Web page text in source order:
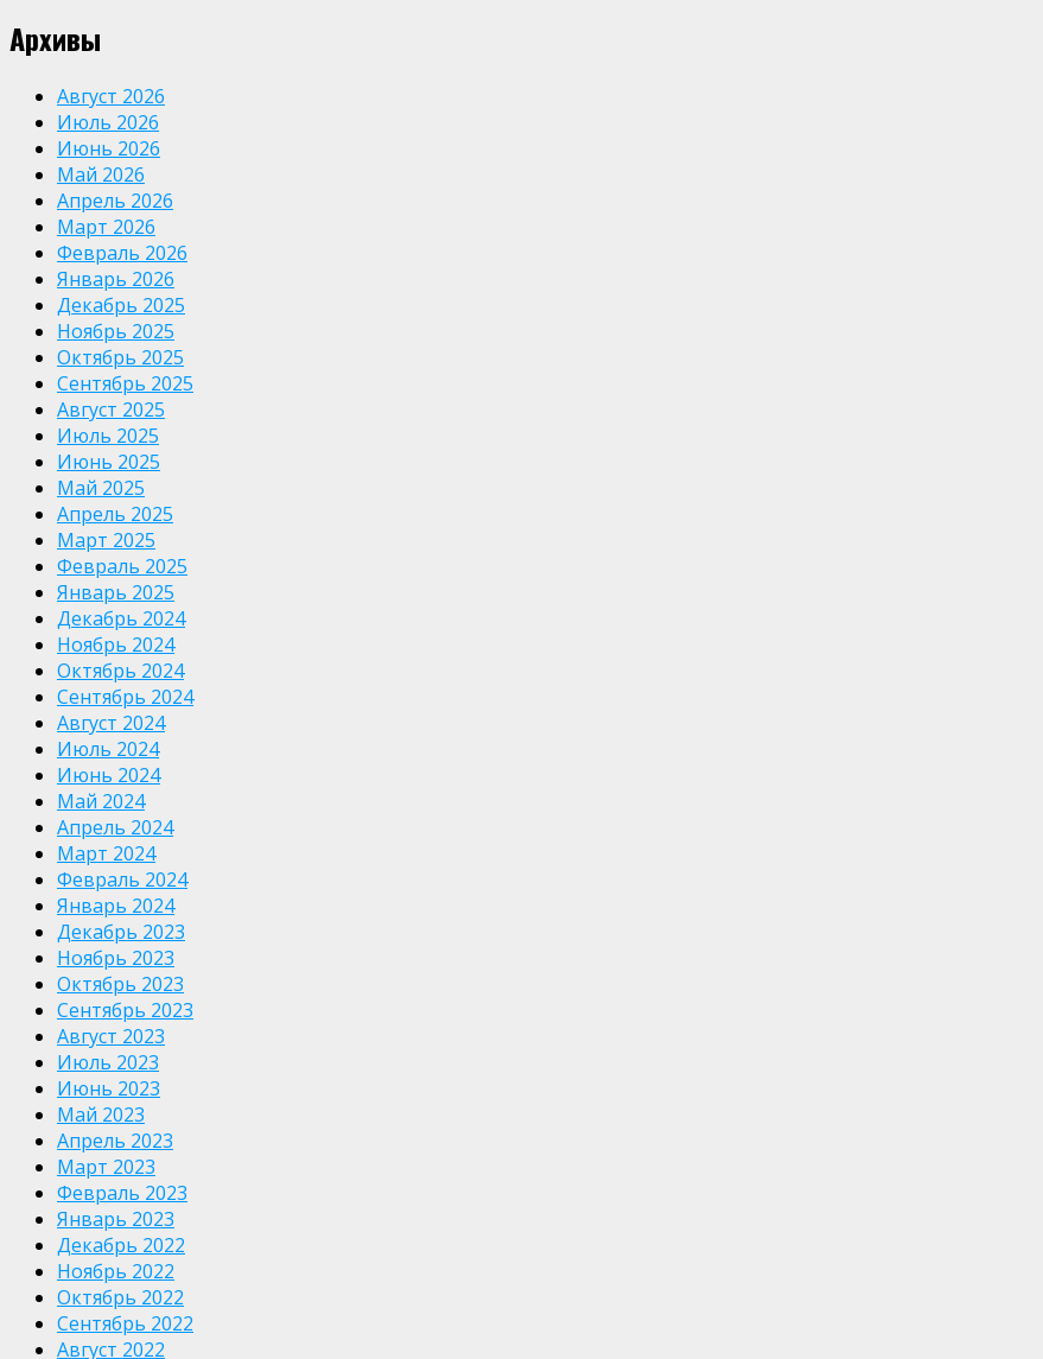
Архивы
Август 2026
Июль 2026
Июнь 2026
Май 2026
Апрель 2026
Март 2026
Февраль 2026
Январь 2026
Декабрь 2025
Ноябрь 2025
Октябрь 2025
Сентябрь 2025
Август 2025
Июль 2025
Июнь 2025
Май 2025
Апрель 2025
Март 2025
Февраль 2025
Январь 2025
Декабрь 2024
Ноябрь 2024
Октябрь 2024
Сентябрь 2024
Август 2024
Июль 2024
Июнь 2024
Май 2024
Апрель 2024
Март 2024
Февраль 2024
Январь 2024
Декабрь 2023
Ноябрь 2023
Октябрь 2023
Сентябрь 2023
Август 2023
Июль 2023
Июнь 2023
Май 2023
Апрель 2023
Март 2023
Февраль 2023
Январь 2023
Декабрь 2022
Ноябрь 2022
Октябрь 2022
Сентябрь 2022
Август 2022